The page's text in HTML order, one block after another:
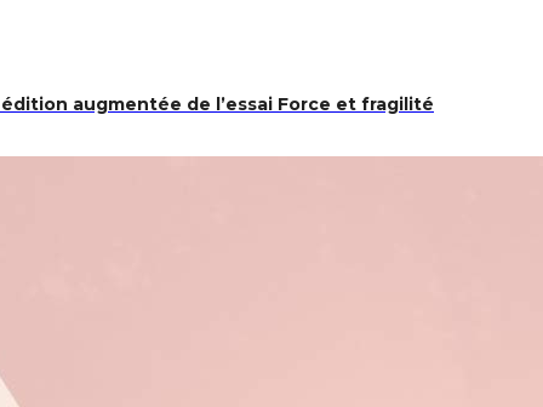
augmentée de l’essai Force et fragilité